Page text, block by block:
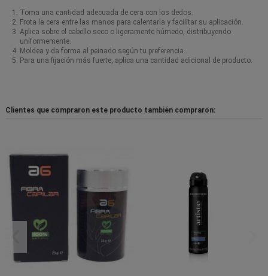
Toma una cantidad adecuada de cera con los dedos.
Frota la cera entre las manos para calentarla y facilitar su aplicación.
Aplica sobre el cabello seco o ligeramente húmedo, distribuyendo
uniformemente.
Moldea y da forma al peinado según tu preferencia.
Para una fijación más fuerte, aplica una cantidad adicional de producto.
Clientes que compraron este producto también compraron: